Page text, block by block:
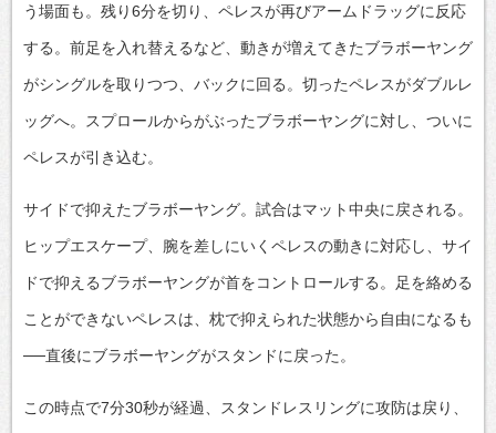
う場面も。残り6分を切り、ペレスが再びアームドラッグに反応
する。前足を入れ替えるなど、動きが増えてきたブラボーヤング
がシングルを取りつつ、バックに回る。切ったペレスがダブルレ
ッグへ。スプロールからがぶったブラボーヤングに対し、ついに
ペレスが引き込む。
サイドで抑えたブラボーヤング。試合はマット中央に戻される。
ヒップエスケープ、腕を差しにいくペレスの動きに対応し、サイ
ドで抑えるブラボーヤングが首をコントロールする。足を絡める
ことができないペレスは、枕で抑えられた状態から自由になるも
──直後にブラボーヤングがスタンドに戻った。
この時点で7分30秒が経過、スタンドレスリングに攻防は戻り、